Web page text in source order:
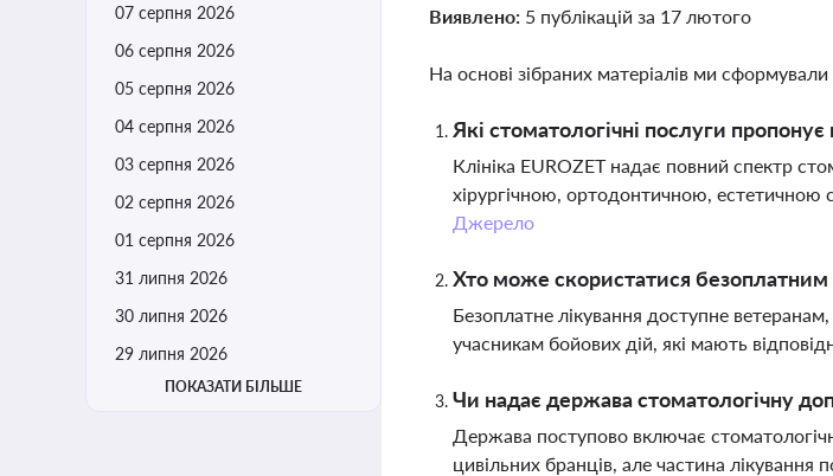
07 серпня 2026
06 серпня 2026
05 серпня 2026
04 серпня 2026
03 серпня 2026
02 серпня 2026
01 серпня 2026
31 липня 2026
30 липня 2026
29 липня 2026
ПОКАЗАТИ БІЛЬШЕ
Виявлено: 5 публікацій за 17 лютого
На основі зібраних матеріалів ми сформували
Які стоматологічні послуги пропонує
Клініка EUROZET надає повний спектр
хірургічною, ортодонтичною, естетичною
Джерело
Хто може скористатися безоплатним
Безоплатне лікування доступне
учасникам бойових дій, які мають
Чи надає держава стоматологічну
Держава поступово включає
цивільних бранців, але частина